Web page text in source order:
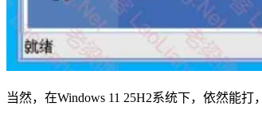
当然，在Windows 11 25H2系统下，依然能打